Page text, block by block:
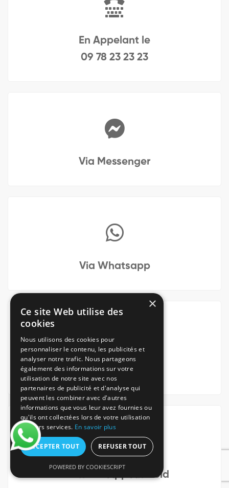
En Appelant le
09 78 23 23 23
Via Messenger
Via Whatsapp
Via notre App iOS
Via notre App Android
×
Ce site Web utilise des
cookies
Nous utilisons des cookies pour
personnaliser le contenu, les publicités et
analyser notre trafic. Nous partageons
également des informations sur votre
utilisation de notre site avec nos
partenaires de publicité et d'analyse qui
peuvent les combiner avec d'autres
informations que vous leur avez fournies ou
qu'ils ont collectées lors de votre utilisation
de leurs services. En savoir plus
ACCEPTER TOUT REFUSER TOUT
POWERED BY COOKIESCRIPT